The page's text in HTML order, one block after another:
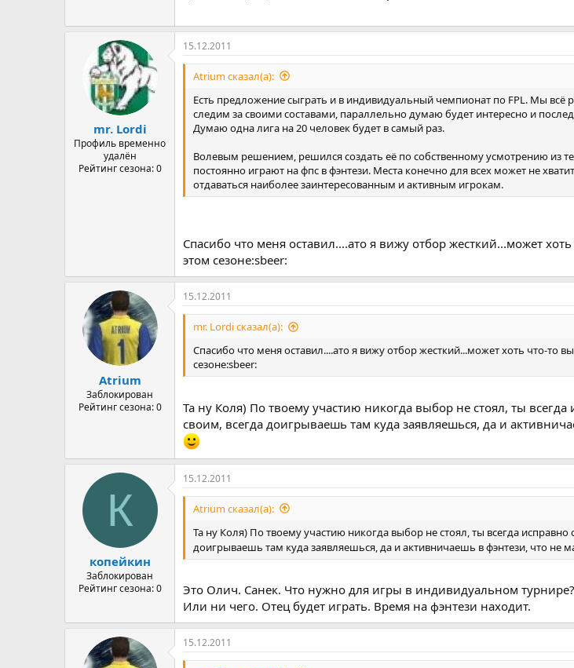
mr. Lordi
Профиль временно
удалён
Рейтинг сезона: 0
15.12.2011
Atrium сказал(а):
Есть предложение сыграть и в индивидуальный чемпионат по FPL. Мы всё
следим за своими составами, параллельно думаю будет интересно и
Думаю одна лига на 20 человек будет в самый раз.
Волевым решением, решился создать её по собственному усмотрению из
постоянно играют на фпс в фэнтези. Места конечно для всех может не
отдаваться наиболее заинтересованным и активным игрокам.
Спасибо что меня оставил....ато я вижу отбор жесткий...может
этом сезоне:sbeer:
Atrium
Заблокирован
Рейтинг сезона: 0
15.12.2011
mr. Lordi сказал(а):
Спасибо что меня оставил....ато я вижу отбор жесткий...может хоть что-то
сезоне:sbeer:
Та ну Коля) По твоему участию никогда выбор не стоял, ты всегда
своим, всегда доигрываешь там куда заявляешься, да и
К
копейкин
Заблокирован
Рейтинг сезона: 0
15.12.2011
Atrium сказал(а):
Та ну Коля) По твоему участию никогда выбор не стоял, ты всегда
доигрываешь там куда заявляешься, да и активничаешь в фэнтези, что не
Это Олич. Санек. Что нужно для игры в индивидуальном турнире?
Или ни чего. Отец будет играть. Время на фэнтези находит.
15.12.2011